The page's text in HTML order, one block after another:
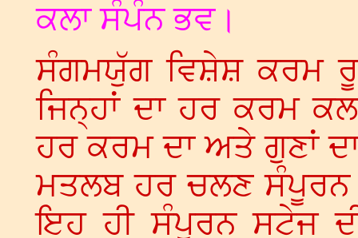
ਕਲਾ ਸੰਪੰਨ ਭਵ।
ਸੰਗਮਯੁੱਗ ਵਿਸ਼ੇਸ਼ ਕਰਮ
ਜਿਨ੍ਹਾਂ ਦਾ ਹਰ ਕਰਮ
ਹਰ ਕਰਮ ਦਾ ਅਤੇ ਗੁਣਾਂ
ਮਤਲਬ ਹਰ ਚਲਣ ਸੰਪੂਰਨ
ਇਹ ਹੀ ਸੰਪੂਰਨ ਸਟੇਜ